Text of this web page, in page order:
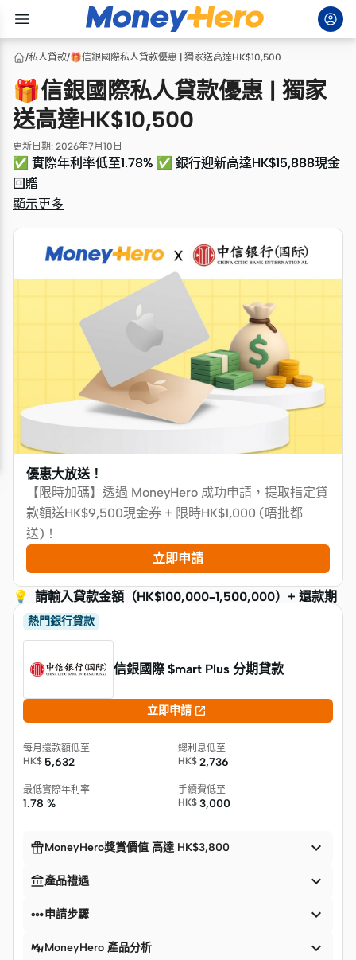
/私人貸款/🎁信銀國際私人貸款優惠 | 獨家送高達HK$10,500
🎁信銀國際私人貸款優惠 | 獨家
送高達HK$10,500
更新日期: 2026年7月10日
✅ 實際年利率低至1.78% ✅ 銀行迎新高達HK$15,888現金
回贈
✅ 實際年利率低至1.78% ✅ 銀行迎新高達HK$15,888現金
回贈
顯示更多
優惠大放送！
【限時加碼】透過 MoneyHero 成功申請，提取指定貸
款額送HK$9,500現金券 + 限時HK$1,000 (唔批都
送)！
立即申請
💡 請輸入貸款金額（HK$100,000–1,500,000）+ 還款期
≥ 12 個月，即睇你可拎幾多獎賞
熱門銀行貸款
信銀國際 $mart Plus 分期貸款
立即申請 
每月還款額低至
HK$ 5,632
總利息低至
HK$ 2,736
最低實際年利率
1.78 %
手續費低至
HK$ 3,000
MoneyHero獎賞價值 高達 HK$3,800 
產品禮遇 
申請步驟 
MoneyHero 產品分析 